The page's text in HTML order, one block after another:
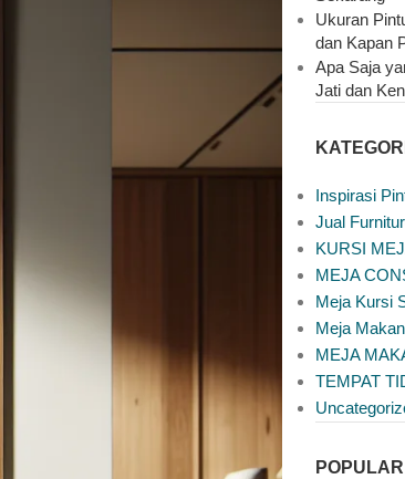
Ukuran
dan Kapan
Apa Saja
Jati dan
KATEGORI
Inspirasi
Jual
KURSI
MEJA
Meja Kursi
Meja
MEJA
TEMPAT